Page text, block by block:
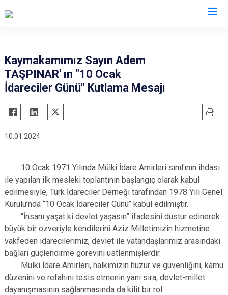
Alaplı
Devrek
Kozlu
Kaymakamımız Sayın Adem
TAŞPINAR' ın "10 Ocak
İdareciler Günü" Kutlama Mesajı
10.01.2024
10 Ocak 1971 Yılında Mülki İdare Amirleri sınıfının ihdası
ile yapılan ilk mesleki toplantının başlangıç olarak kabul
edilmesiyle, Türk İdareciler Derneği tarafından 1978 Yılı Genel
Kurulu’nda ‘’10 Ocak İdareciler Günü’’ kabul edilmiştir.
“İnsanı yaşat ki devlet yaşasın” ifadesini düstur edinerek
büyük bir özveriyle kendilerini Aziz Milletimizin hizmetine
vakfeden idarecilerimiz, devlet ile vatandaşlarımız arasındaki
bağları güçlendirme görevini üstlenmişlerdir.
Mülki İdare Amirleri, halkımızın huzur ve güvenliğini, kamu
düzenini ve refahını tesis etmenin yanı sıra, devlet-millet
dayanışmasının sağlanmasında da kilit bir rol